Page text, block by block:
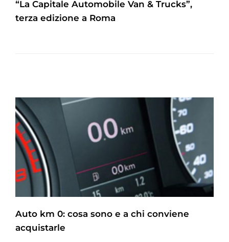
“La Capitale Automobile Van & Trucks”,
terza edizione a Roma
Auto km 0: cosa sono e a chi conviene
acquistarle